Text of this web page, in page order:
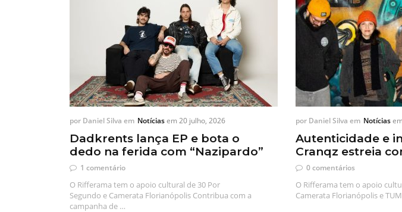
por Daniel Silva em Notíciasem20 julho, 2026
Dadkrents lança EP e bota o
dedo na ferida com “Nazipardo”
1 comentário
O Rifferama tem o apoio cultural de 30 Por
Segundo e Camerata Florianópolis Contribua com a
campanha de …
por Daniel Silva em Notícias
Autenticidade e
Cranqz estreia
0 comentários
O Rifferama tem o apoio
Camerata Florianópolis e